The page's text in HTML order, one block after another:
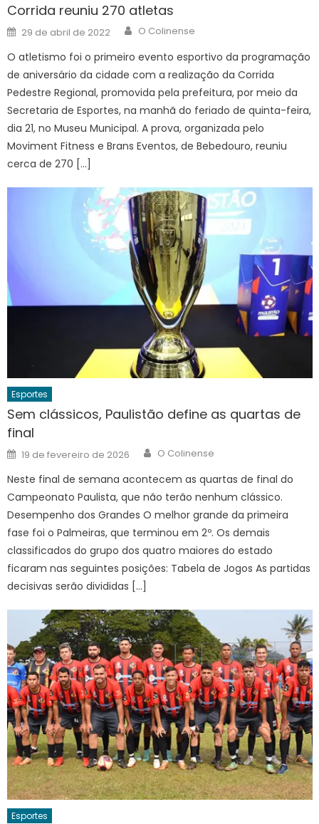
Corrida reuniu 270 atletas
Posted
on
29 de abril de 2022 Author
O Colinense
O atletismo foi o primeiro evento esportivo da programação
de aniversário da cidade com a realização da Corrida
Pedestre Regional, promovida pela prefeitura, por meio da
Secretaria de Esportes, na manhã do feriado de quinta-feira,
dia 21, no Museu Municipal. A prova, organizada pelo
Moviment Fitness e Brans Eventos, de Bebedouro, reuniu
cerca de 270 […]
Esportes
Sem clássicos, Paulistão define as quartas de
final
Posted
on
19 de fevereiro de 2026 Author
O Colinense
Neste final de semana acontecem as quartas de final do
Campeonato Paulista, que não terão nenhum clássico.
Desempenho dos Grandes O melhor grande da primeira
fase foi o Palmeiras, que terminou em 2º. Os demais
classificados do grupo dos quatro maiores do estado
ficaram nas seguintes posições: Tabela de Jogos As partidas
decisivas serão divididas […]
Esportes